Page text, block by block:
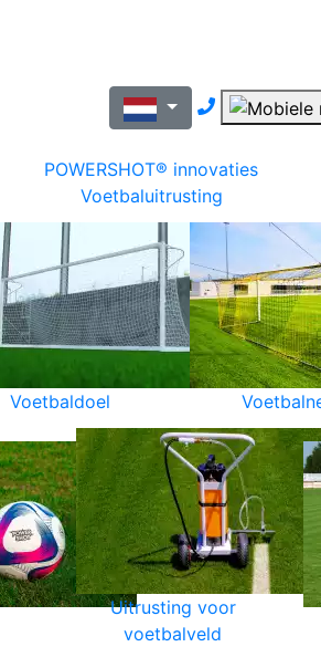
Nous
POWERSHOT® innovaties
Voetbaluitrusting
Voetbaldoel
Uitrusting voor
voetbalveld